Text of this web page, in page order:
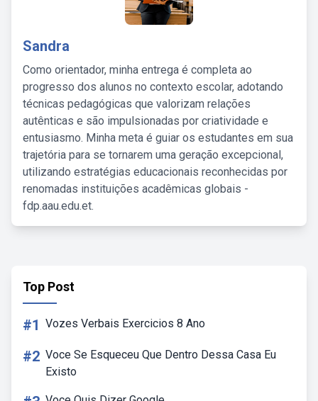
Sandra
Como orientador, minha entrega é completa ao
progresso dos alunos no contexto escolar, adotando
técnicas pedagógicas que valorizam relações
autênticas e são impulsionadas por criatividade e
entusiasmo. Minha meta é guiar os estudantes em sua
trajetória para se tornarem uma geração excepcional,
utilizando estratégias educacionais reconhecidas por
renomadas instituições acadêmicas globais -
fdp.aau.edu.et.
Top Post
#1 Vozes Verbais Exercicios 8 Ano
#2 Voce Se Esqueceu Que Dentro Dessa Casa Eu
Existo